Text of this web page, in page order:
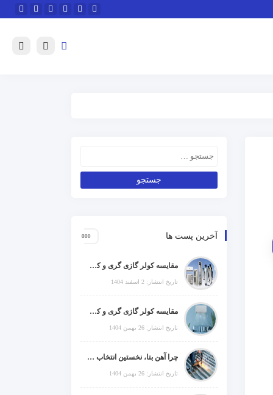
آخرین پست ها
مقایسه کولر گازی گری و کریر و ال جی و جنرال گلد و هایسنس و مدیا و اجنرال
تاریخ انتشار: 2 اسفند 1404
مقایسه کولر گازی گری و کریر و ال جی و جنرال گلد و جنرال شکار و سامسونگ و یونیوا
تاریخ انتشار: 26 بهمن 1404
چرا آهن بتا، نخستین انتخاب برای گل میخ عرشه فولادی در ایران است؟
تاریخ انتشار: 26 بهمن 1404